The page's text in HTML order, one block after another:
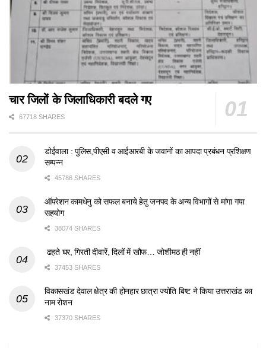
चार जिलों के जिलाधिकारी बदले गए
67718 SHARES
डोईवाला : पुलिस,पीएसी व आईआरबी के जवानों का आपदा प्रबंधन प्रशिक्षण
सम्पन्न
45786 SHARES
ऑपरेशन कामधेनु को सफल बनाये हेतु जनपद के अन्य विभागों से मांगा गया
सहयोग
38074 SHARES
ढहते घर, गिरती दीवारें, दिलों में खौफ… जोशीमठ ही नहीं
37453 SHARES
विकासखंड देवाल क्षेत्र की होनहार छात्रा ज्योति बिष्ट ने किया उत्तराखंड का
नाम रोशन
37370 SHARES